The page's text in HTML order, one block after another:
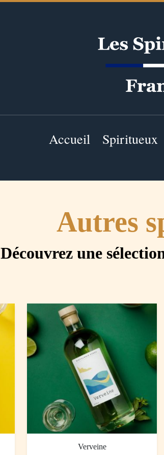
Accueil Spiritueux
Autres
Découvrez une
Verveine